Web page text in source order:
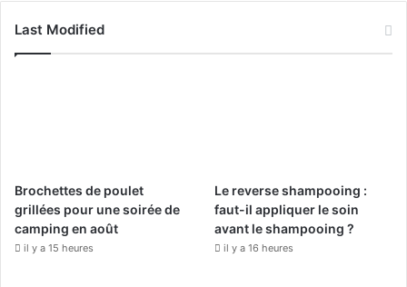
k
a
m
Last Modified
Brochettes de poulet
grillées pour une soirée de
camping en août
il y a 15 heures
Le reverse shampooing :
faut-il appliquer le soin
avant le shampooing ?
il y a 16 heures